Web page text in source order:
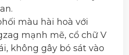
màu hài hoà với
mạnh mẽ, cổ chữ V
không gây bó sát vào